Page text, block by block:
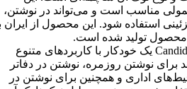
مناسب است و می‌تواند در نوشتن،
استفاده شود. این محصول از ایران
محصول تولید شده است.
خودکار سی کلاس مدل Candid یک خودکار با کاربردهای متنوع
برای نوشتن روزمره، نوشتن در دفاتر
اداری و همچنین برای نوشتن در